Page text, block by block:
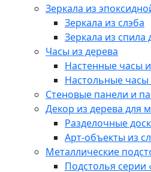
Зеркала из
Зеркала из слэба
Зеркала из спила
Часы из дерева
Настенные часы
Настольные часы
Стеновые панели и
Декор из дерева для
Разделочные
Арт-объекты из
Металлические
Подстолья серии